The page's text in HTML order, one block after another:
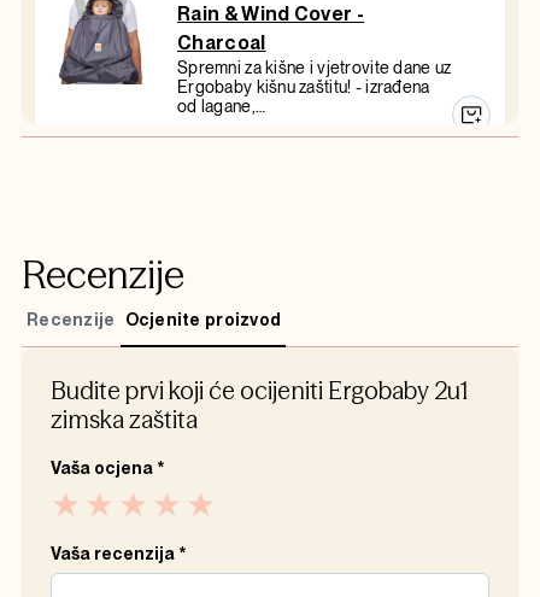
Rain & Wind Cover -
Charcoal
Spremni za kišne i vjetrovite dane uz
Ergobaby kišnu zaštitu! - izrađena
od lagane,…
Recenzije
Recenzije Ocjenite proizvod
Budite prvi koji će ocijeniti Ergobaby 2u1
zimska zaštita
Vaša ocjena *
Vaša recenzija *